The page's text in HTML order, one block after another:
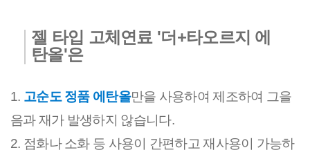
젤 타입 고체연료 '더+타오르지 에
탄올'은
1. ​ 고순도 정품 에탄올만을 사용하여 제조하여 그을
음과 재가 발생하지 않습니다.
2. 점화나 소화 등 사용이 간편하고 재사용이 가능하